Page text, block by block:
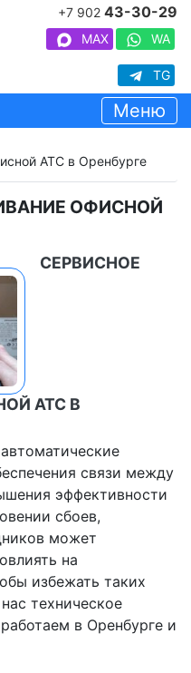
+7 902 43-30-29
MAX WA
TG
Меню
АТС в Оренбурге
ОФИСНОЙ
СЕРВИСНОЕ
АТС В
связи между
эффективности
сбоев,
может
на
избежать таких
техническое
в Оренбурге и